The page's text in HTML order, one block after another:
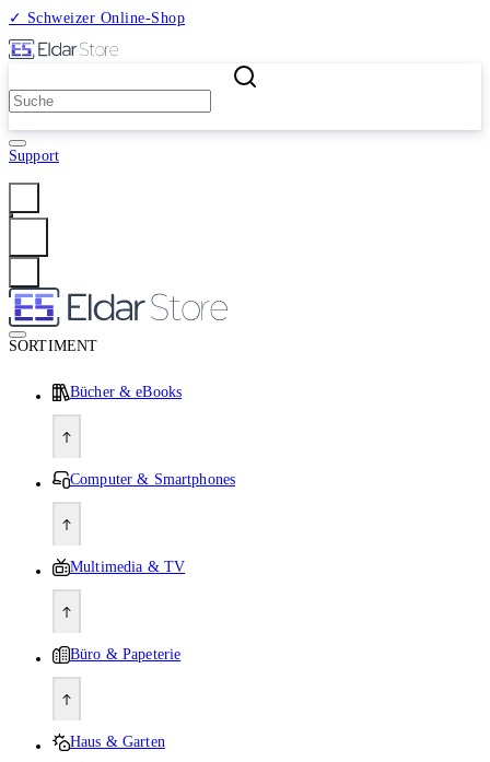
✓ Schweizer Online-Shop
Support
SORTIMENT
Bücher & eBooks
Computer & Smartphones
Multimedia & TV
Büro & Papeterie
Haus & Garten